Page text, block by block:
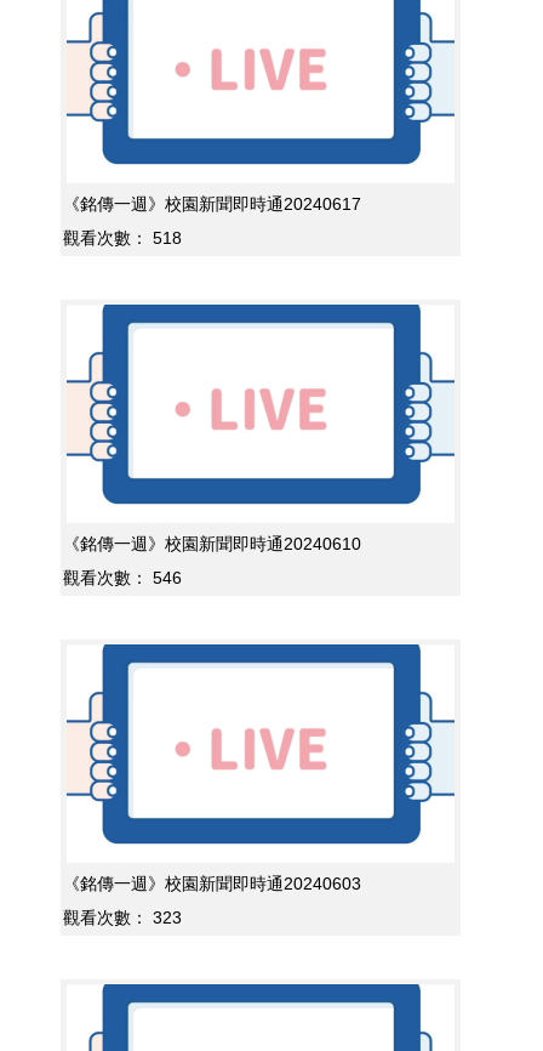
《銘傳一週》校園新聞即時通20240617
觀看次數：
518
《銘傳一週》校園新聞即時通20240610
觀看次數：
546
《銘傳一週》校園新聞即時通20240603
觀看次數：
323